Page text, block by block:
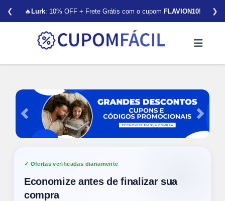
❮ 🔥Lurk: 10% OFF + Frete Grátis com o cupom FLAVION10! ❯
Anterior
Ofertas verificadas diariamente
Economize antes de finalizar sua
compra